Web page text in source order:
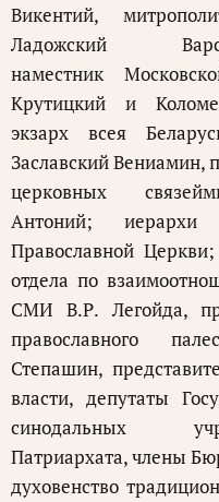
Викентий,
Ладожский
наместник
Крутицкий и
экзарх всея
Заславский Вениамин,
церковных
Антоний; иерархи
Православной
отдела по
СМИ В.Р. Легойда,
православного
Степашин,
власти, депутаты
синодальных
Патриархата, члены
духовенство